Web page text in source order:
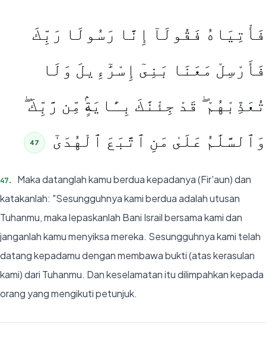
فَأْتِيَاهُ فَقُولَآ إِنَّا رَسُولَا رَبِّكَ
فَأَرْسِلْ مَعَنَا بَنِىٓ إِسْرَٰٓءِيلَ وَلَا
تُعَذِّبْهُمْ ۖ قَدْ جِئْنَٰكَ بِـَٔايَةٍۢ مِّن رَّبِّكَ ۖ
وَٱلسَّلَٰمُ عَلَىٰ مَنِ ٱتَّبَعَ ٱلْهُدَىٰٓ
47
47.
Maka datanglah kamu berdua kepadanya (Fir'aun) dan
katakanlah: "Sesungguhnya kami berdua adalah utusan
Tuhanmu, maka lepaskanlah Bani Israil bersama kami dan
janganlah kamu menyiksa mereka. Sesungguhnya kami telah
datang kepadamu dengan membawa bukti (atas kerasulan
kami) dari Tuhanmu. Dan keselamatan itu dilimpahkan kepada
orang yang mengikuti petunjuk.